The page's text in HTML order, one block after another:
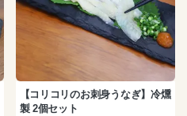
【コリコリのお刺身うなぎ】冷燻
製 2個セット